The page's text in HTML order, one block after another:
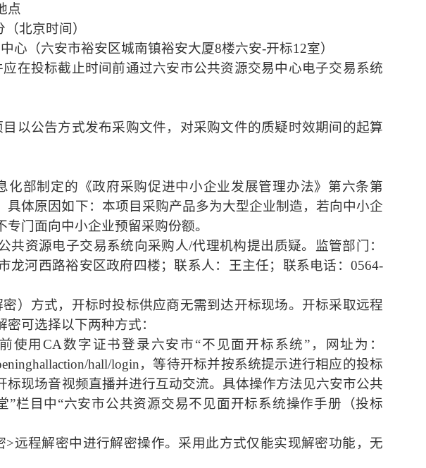
点
（北京时间）
心（六安市裕安区城南镇裕安大厦8楼六安-开标12室）
应在投标截止时间前通过六安市公共资源交易中心电子交易系统
以公告方式发布采购文件，对采购文件的质疑时效期间的起算
化部制定的《政府采购促进中小企业发展管理办法》第六条第
具体原因如下：本项目采购产品多为大型企业制造，若向中小企
门面向中小企业预留采购份额。
共资源电子交易系统向采购人/代理机构提出质疑。
监管部门：
河西路裕安区政府四楼；联系人：王主任；联系电话： 0564-
）方式，开标时投标供应商无需到达开标现场。 开标采取远程
可选择以下两种方式：
用CA数字证书登录六安市“不见面开标系统”，网址为：
hall/login，等待开标并按系统提示进行相应的投标
标现场音视频直播并进行互动交流。具体操作方法见六安市公共
栏目中“六安市公共资源交易不见面开标系统操作手册（投标
远程解密中进行解密操作。 采用此方式仅能实现解密功能，无